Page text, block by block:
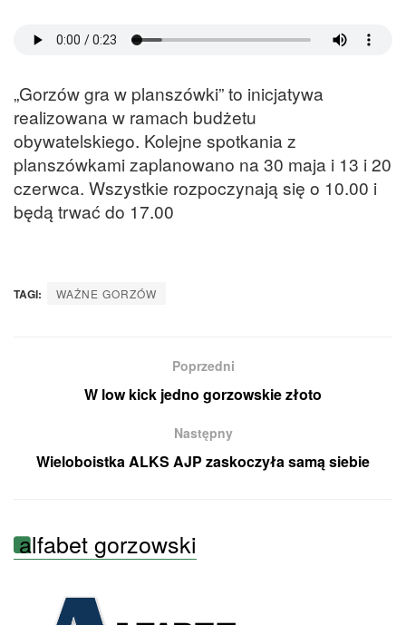
„Gorzów gra w planszówki” to inicjatywa
realizowana w ramach budżetu
obywatelskiego. Kolejne spotkania z
planszówkami zaplanowano na 30 maja i 13 i 20
czerwca. Wszystkie rozpoczynają się o 10.00 i
będą trwać do 17.00
TAGI: WAŻNE GORZÓW
Poprzedni
W low kick jedno gorzowskie złoto
Następny
Wieloboistka ALKS AJP zaskoczyła samą siebie
alfabet gorzowski